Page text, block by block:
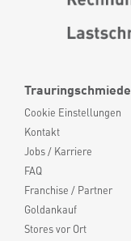
Trauringschmiede
Cookie Einstellungen
Kontakt
Jobs / Karriere
FAQ
Franchise / Partner
Goldankauf
Stores vor Ort